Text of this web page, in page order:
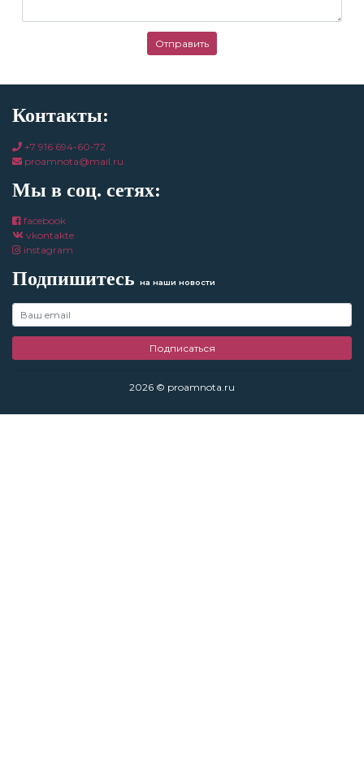
Отправить
Контакты:
+7 916 694-60-72
proamnota@mail.ru
Мы в соц. сетях:
facebook
vkontakte
instagram
Подпишитесь на наши новости
Подписаться
2026 © proamnota.ru